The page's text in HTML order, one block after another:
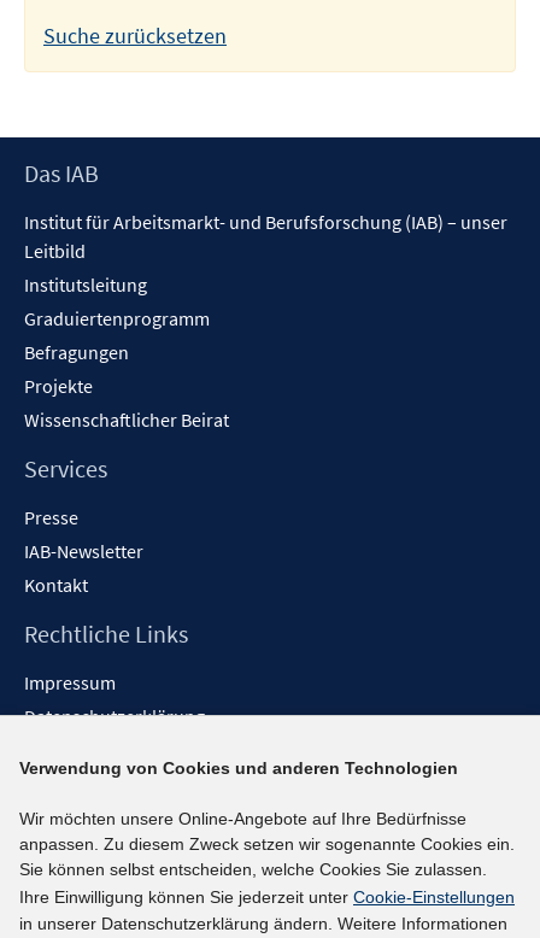
Suche zurücksetzen
Footer
Das IAB
Institut für Arbeitsmarkt- und Berufsforschung (IAB) – unser
Leitbild
Institutsleitung
Graduiertenprogramm
Befragungen
Projekte
Wissenschaftlicher Beirat
Services
Presse
IAB-Newsletter
Kontakt
Rechtliche Links
Impressum
Datenschutzerklärung
Barrieren melden
Social-Media-Kanäle
BlueSky
YouTube
Verwendung von Cookies und anderen Technologien
Wir möchten unsere Online-Angebote auf Ihre Bedürfnisse
anpassen. Zu diesem Zweck setzen wir sogenannte Cookies ein.
Sie können selbst entscheiden, welche Cookies Sie zulassen.
Ihre Einwilligung können Sie jederzeit unter Cookie-Einstellungen
in unserer Datenschutzerklärung ändern. Weitere Informationen